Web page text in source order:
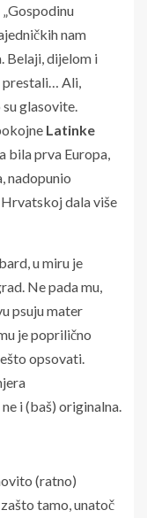
nam
Belaji, dijelom i
prestali… Ali,
glasovite.
Latinke
bila prva Europa,
nadopunio
dala više
u miru je
Ne pada mu,
psuju mater
je poprilično
opsovati.
i (baš) originalna.
(ratno)
tamo, unatoč